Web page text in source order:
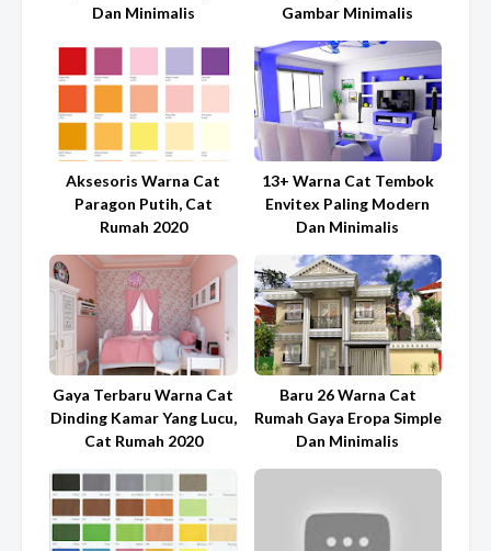
Dan Minimalis
Gambar Minimalis
Aksesoris Warna Cat
Paragon Putih, Cat
Rumah 2020
13+ Warna Cat Tembok
Envitex Paling Modern
Dan Minimalis
Gaya Terbaru Warna Cat
Dinding Kamar Yang Lucu,
Cat Rumah 2020
Baru 26 Warna Cat
Rumah Gaya Eropa Simple
Dan Minimalis